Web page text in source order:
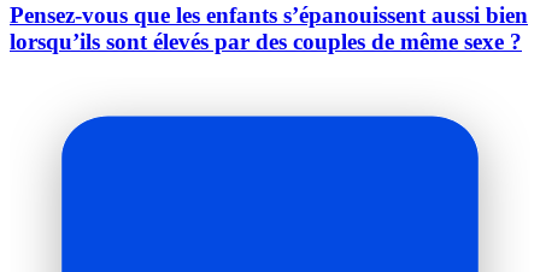
Pensez-vous que les enfants s’épanouissent aussi bien
lorsqu’ils sont élevés par des couples de même sexe ?